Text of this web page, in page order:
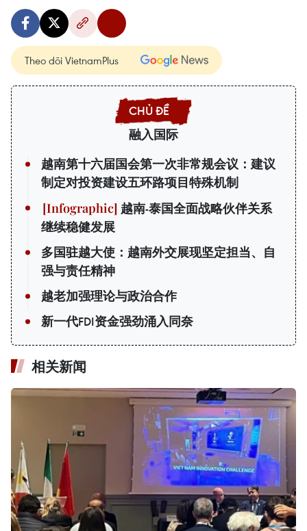
Theo dõi VietnamPlus
融入国际
越南第十六届国会第一次非常规会议：建议
制定对投资建设五环路项目特殊机制
越南-泰国全面战略伙伴关系
继续稳健发展
多国驻越大使：越南外交展现坚定担当、自
强与责任精神
越老加强理论与政治合作
新一代FDI资金强劲涌入同奈
相关新闻